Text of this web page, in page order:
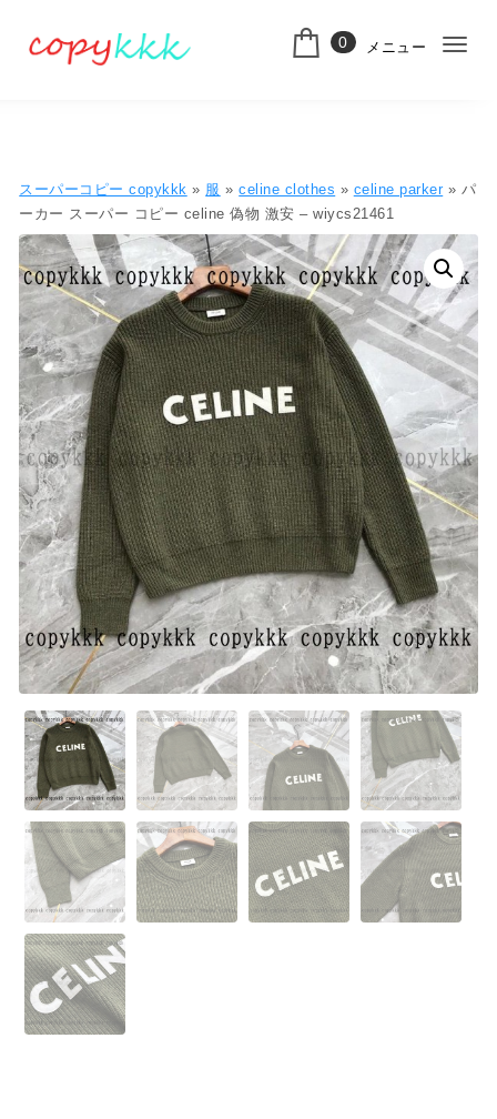
0 メニュー
ナ
ョ
ン
切
り
替
え
スーパーコピー copykkk » 服 »celine clothes » celine parker » パ
ーカー スーパー コピー celine 偽物 激安 – wiycs21461